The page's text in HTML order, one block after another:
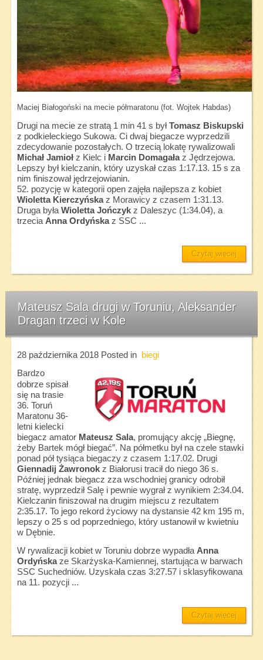
Maciej Białogoński na mecie półmaratonu (fot. Wojtek Habdas)
Drugi na mecie ze stratą 1 min 41 s byłTomasz Biskupski
z podkieleckiego Sukowa. Ci dwaj biegacze wyprzedzili
zdecydowanie pozostałych. O trzecią lokatę rywalizowali
Michał Jamiołz Kielc i Marcin Domagałaz Jędrzejowa.
Lepszy był kielczanin, który uzyskał czas 1:17.13. 15 s za
nim finiszował jędrzejowianin.
52. pozycję w kategorii open zajęła najlepsza z kobiet
Wioletta Kierczyńskaz Morawicy z czasem 1:31.13.
Druga była Wioletta Jończykz Daleszyc (1:34.04), a
trzecia Anna Ordyńskaz SSC ...
Czytaj więcej
Mateusz Sala drugi w Toruniu, Aleksander
Dragan trzeci w Kole
28 października 2018Posted in
biegi
Bardzo
dobrze spisał
się na trasie
36. Toruń
Maratonu 36-
letni kielecki
biegacz amator Mateusz Sala, promujący akcję „Biegnę,
żeby Bartek mógł biegać”. Na półmetku był na czele stawki
ponad pół tysiąca biegaczy z czasem 1:17.02. Drugi
Giennadij Żawronokz Białorusi tracił do niego 36 s.
Później jednak biegacz zza wschodniej granicy odrobił
stratę, wyprzedził Salę i pewnie wygrał z wynikiem 2:34.04.
Kielczanin finiszował na drugim miejscu z rezultatem
2:35.17. To jego rekord życiowy na dystansie 42 km 195 m,
lepszy o 25 s od poprzedniego, który ustanowił w kwietniu
w Dębnie.
W rywalizacji kobiet w Toruniu dobrze wypadła Anna
Ordyńskaze Skarżyska-Kamiennej, startująca w barwach
SSC Suchedniów. Uzyskała czas 3:27.57 i sklasyfikowana
na 11. pozycji ...
Czytaj więcej